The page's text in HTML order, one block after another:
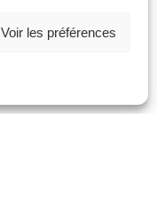
Voir les préférences